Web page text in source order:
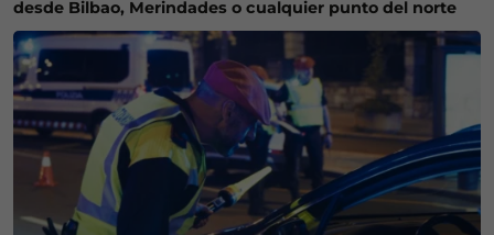
desde Bilbao, Merindades o cualquier punto del norte